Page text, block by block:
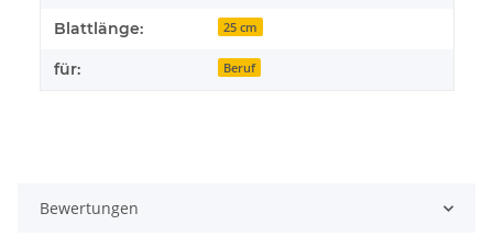
Blattlänge: 25 cm
für: Beruf
Bewertungen